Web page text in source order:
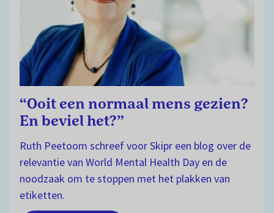
“Ooit een normaal mens gezien?
En beviel het?”
Ruth Peetoom schreef voor Skipr een blog over de
relevantie van World Mental Health Day en de
noodzaak om te stoppen met het plakken van
etiketten.